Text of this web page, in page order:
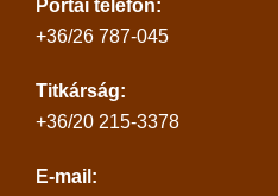
Portai telefon:
+36/26 787-045
Titkárság:
+36/20 215-3378
E-mail: